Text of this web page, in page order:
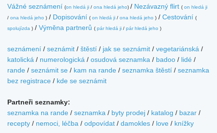
Vážné seznámení (on hledá ji / ona hledá jeho) / Nezávazný flirt ( on hledá ji
/ ona hledá jeho ) / Dopisování ( on hledá ji / ona hledá jeho ) / Cestování (
spolujízda ) / Výměna partnerů ( pár hledá ji / pár hledá jeho )
seznámení / seznámit / štěstí / jak se seznámit / vegetariánská /
katolická / numerologická / osudová seznamka / badoo / lidé /
rande / seznámit se / kam na rande / seznamka štěstí / seznamka
bez registrace / kde se seznámit
Partneři seznamky:
seznamka na rande / seznamka / byty prodej / katalog / bazar /
recepty / nemoci, léčba / odpovídat / damokles / love / knížky